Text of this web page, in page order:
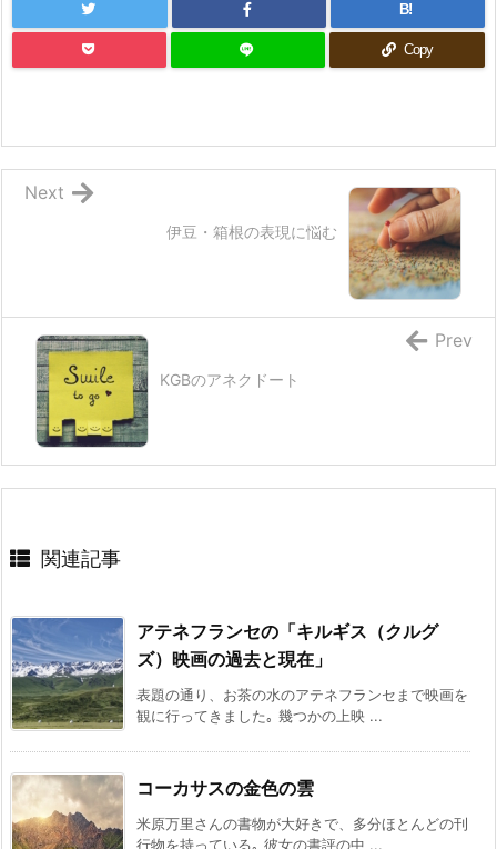
B!
Copy
伊豆・箱根の表現に悩む
Next
KGBのアネクドート
Prev
関連記事
アテネフランセの「キルギス（クルグ
ズ）映画の過去と現在」
表題の通り、お茶の水のアテネフランセまで映画を
観に行ってきました｡ 幾つかの上映 ...
コーカサスの金色の雲
米原万里さんの書物が大好きで、多分ほとんどの刊
行物を持っている｡ 彼女の書評の中 ...